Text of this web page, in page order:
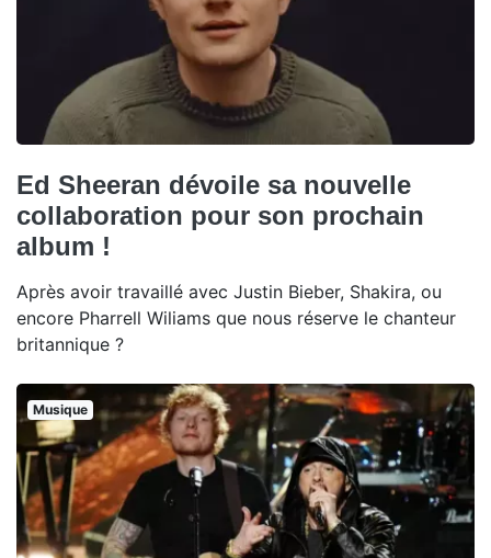
Ed Sheeran dévoile sa nouvelle
collaboration pour son prochain
album !
Après avoir travaillé avec Justin Bieber, Shakira, ou
encore Pharrell Wiliams que nous réserve le chanteur
britannique ?
Musique